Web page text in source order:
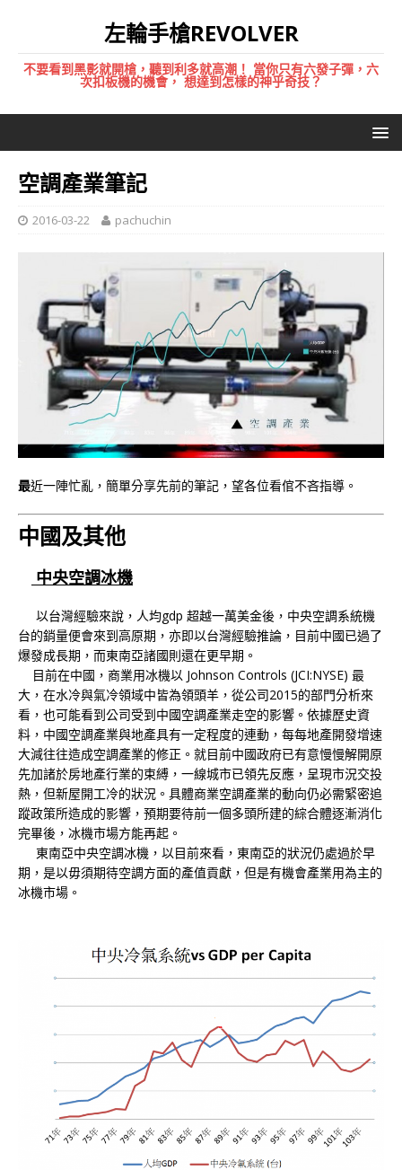
左輪手槍REVOLVER
不要看到黑影就開槍，聽到利多就高潮！ 當你只有六發子彈，六
次扣板機的機會， 想達到怎樣的神乎奇技？
空調產業筆記
2016-03-22 pachuchin
最近一陣忙亂，簡單分享先前的筆記，望各位看倌不吝指導。
中國及其他
中央空調冰機
以台灣經驗來說，人均gdp 超越一萬美金後，中央空調系統機
台的銷量便會來到高原期，亦即以台灣經驗推論，目前中國已過了
爆發成長期，而東南亞諸國則還在更早期。
目前在中國，商業用冰機以 Johnson Controls (JCI:NYSE) 最
大，在水冷與氣冷領域中皆為領頭羊，從公司2015的部門分析來
看，也可能看到公司受到中國空調產業走空的影響。依據歷史資
料，中國空調產業與地產具有一定程度的連動，每每地產開發增速
大減往往造成空調產業的修正。就目前中國政府已有意慢慢解開原
先加諸於房地產行業的束縛，一線城市已領先反應，呈現市況交投
熱，但新屋開工冷的狀況。具體商業空調產業的動向仍必需緊密追
蹤政策所造成的影響，預期要待前一個多頭所建的綜合體逐漸消化
完畢後，冰機市場方能再起。
東南亞中央空調冰機，以目前來看，東南亞的狀況仍處過於早
期，是以毋須期待空調方面的產值貢獻，但是有機會產業用為主的
冰機市場。